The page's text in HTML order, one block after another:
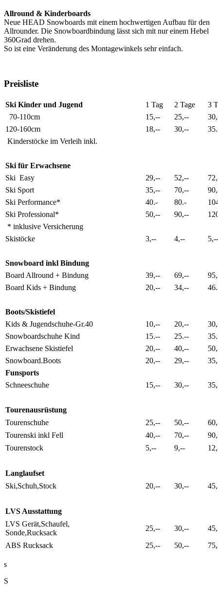
Allround & Kinderboards
Neue HEAD Snowboards mit einem hochwertigen Aufbau für den
Allrounder. Die Snowboardbindung lässt sich mit nur einem Hebel
360Grad drehen.
So ist eine Veränderung des Montagewinkels sehr einfach.
Preisliste
Ski Kinder und Jugend 1 Tag 2 Tage
3
70-110cm
15,-- 25,--
120-160cm
18,-- 30,--
Kinderstöcke im Verleih inkl.
Ski für Erwachsene
Ski Easy
29,-- 52,--
Ski Sport
35,-- 70,--
Ski Performance*
40.- 80.-
Ski Professional*
50,-- 90,--
* inklusive Versicherung
Skistöcke
3,-- 4,-- 5,--
Snowboard inkl Bindung
Board Allround + Bindung
39,-- 69,--
Board Kids + Bindung
20,-- 34,--
Boots/Skistiefel
Kids & Jugendschuhe-Gr.40
10,-- 20,--
Snowboardschuhe Kind
15.-- 25.--
Erwachsene Skistiefel
20,-- 40,--
Snowboard.Boots
20,-- 29,--
Funsports
Schneeschuhe
15,-- 30,--
Tourenausrüstung
Tourenschuhe
25,-- 50,--
Tourenski inkl Fell
40,-- 70,--
Tourenstock
5,-- 9,--
Langlaufset
Ski,Schuh,Stock
20,-- 30,--
LVS Ausstattung
LVS Gerät,Schaufel,
Sonde,Rucksack
25,-- 30,--
ABS Rucksack 25,-- 50,--
s
S